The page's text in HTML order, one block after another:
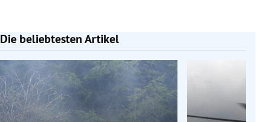
Die beliebtesten Artikel
Slide 1 von 7